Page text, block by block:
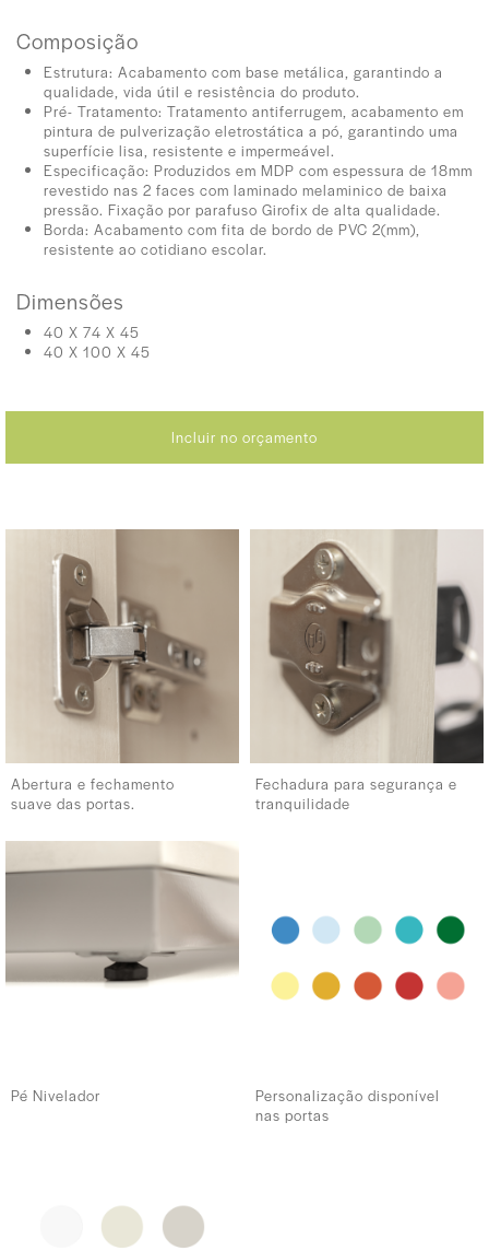
Composição
Estrutura: Acabamento com base metálica, garantindo a
qualidade, vida útil e resistência do produto.
Pré- Tratamento: Tratamento antiferrugem, acabamento em
pintura de pulverização eletrostática a pó, garantindo uma
superfície lisa, resistente e impermeável.
Especificação: Produzidos em MDP com espessura de 18mm
revestido nas 2 faces com laminado melaminico de baixa
pressão. Fixação por parafuso Girofix de alta qualidade.
Borda: Acabamento com fita de bordo de PVC 2(mm),
resistente ao cotidiano escolar.
Dimensões
40 X 74 X 45
40 X 100 X 45
Incluir no orçamento
Abertura e fechamento
suave das portas.
Fechadura para segurança e
tranquilidade
Pé Nivelador
Personalização disponível
nas portas